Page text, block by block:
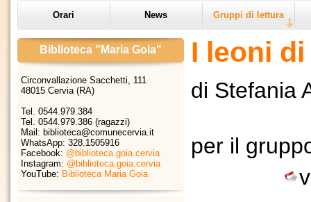
Orari News Gruppi di lettura
Biblioteca "Maria Goia"
Circonvallazione Sacchetti, 111
48015 Cervia (RA)
Tel. 0544.979.384
Tel. 0544.979.386 (ragazzi)
Mail: biblioteca@comunecervia.it
WhatsApp: 328.1505916
Facebook: @biblioteca.goia.cervia
Instagram: @biblioteca.goia.cervia
YouTube: Biblioteca Maria Goia
I leoni
di Stefania
per il